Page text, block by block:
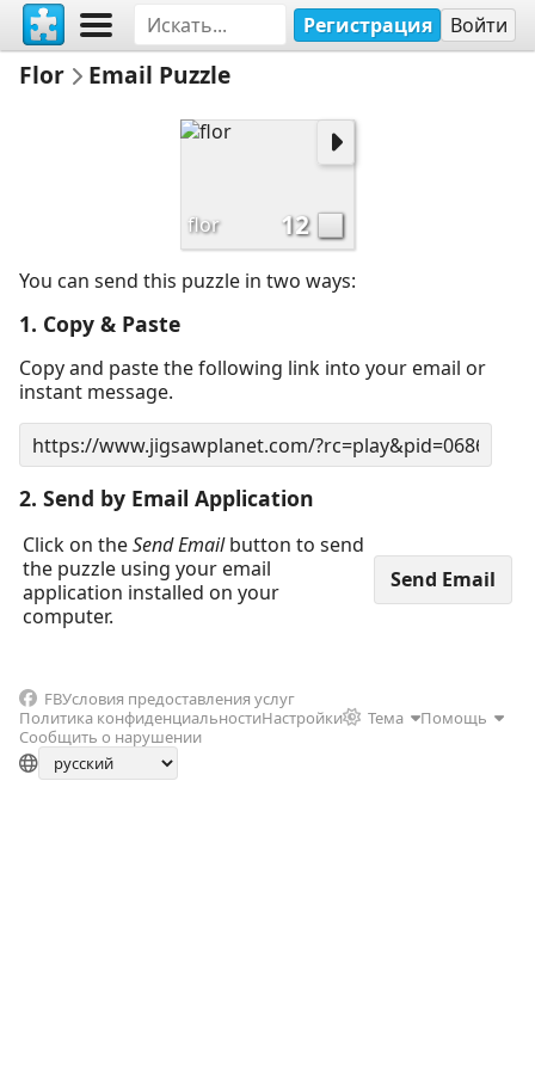
Регистрация Войти
Flor Email Puzzle
flor 12
You can send this puzzle in two ways:
1. Copy & Paste
Copy and paste the following link into your email or
instant message.
2. Send by Email Application
Click on theSend Emailbutton to send
the puzzle using your email
application installed on your
computer.
FBУсловия предоставления услуг
Политика конфиденциальностиНастройки Тема
Помощь
Сообщить о нарушении